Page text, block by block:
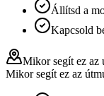
Állítsd a
Kapcsold
Mikor segít ez az
Mikor segít ez az